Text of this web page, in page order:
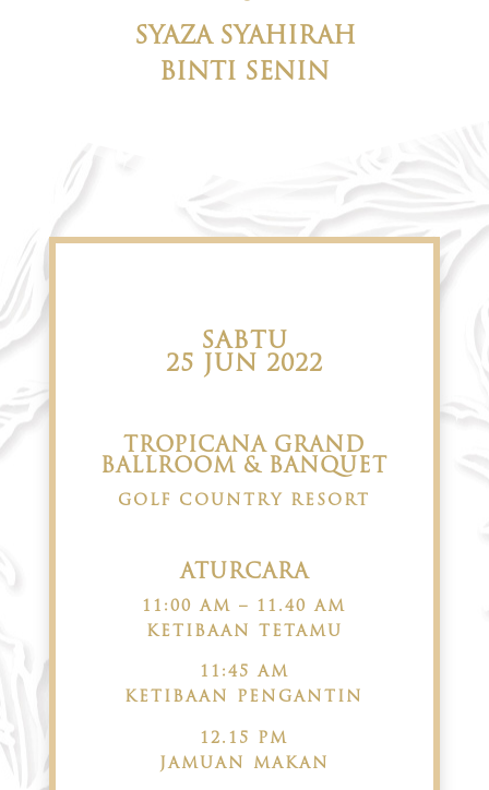
SYAZA SYAHIRAH
BINTI SENIN
SABTU
25 JUN 2022
TROPICANA GRAND
BALLROOM & BANQUET
GOLF COUNTRY RESORT
ATURCARA
11:00 AM – 11.40 AM
KETIBAAN TETAMU
11:45 AM
KETIBAAN PENGANTIN
12.15 PM
JAMUAN MAKAN